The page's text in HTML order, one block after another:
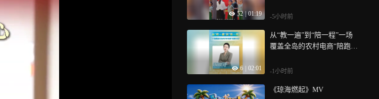
52 | 01:19 -5小时前
6 02:01
从“教一遍”到“陪一程”一场
覆盖全岛的农村电商“陪跑计
-1小时前
《琼海燃起》MV